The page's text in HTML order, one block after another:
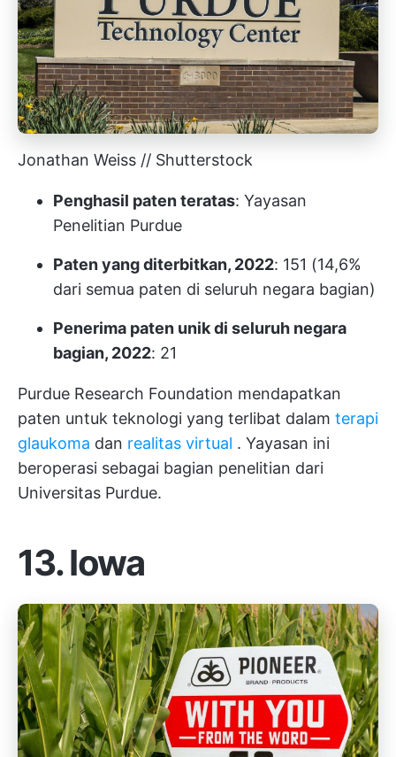
Jonathan Weiss // Shutterstock
Penghasil paten teratas: Yayasan
Penelitian Purdue
Paten yang diterbitkan, 2022: 151 (14,6%
dari semua paten di seluruh negara bagian)
Penerima paten unik di seluruh negara
bagian, 2022: 21
Purdue Research Foundation mendapatkan
paten untuk teknologi yang terlibat dalam terapi
glaukoma dan realitas virtual . Yayasan ini
beroperasi sebagai bagian penelitian dari
Universitas Purdue.
13. Iowa